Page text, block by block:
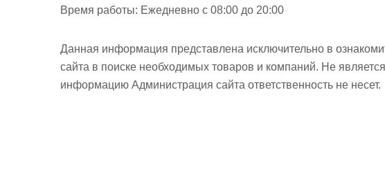
Время работы: Ежедневно с 08:00 до 20:00
Данная информация представлена исключительно в
сайта в поиске необходимых товаров и компаний. Не
информацию Администрация сайта ответственность не несет.